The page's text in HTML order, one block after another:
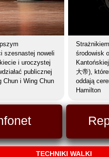
szesnastej noweli
i uroczystej
publicznej
Chun i Wing Chun
środowisk
大帝),
oddają
Hamilton
TECHNIKI WALKI